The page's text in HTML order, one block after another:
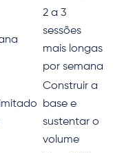
2 a 3
sessões
mais longas
por semana
Construir a
base e
sustentar o
volume